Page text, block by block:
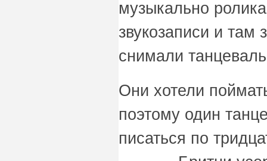
музыкально
звукозаписи и там
снимали
Они хотели
поэтому один
писаться по